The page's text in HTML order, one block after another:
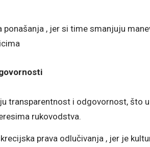
ponašanja , jer si time smanjuju
transparentnost i odgovornost, što
rukovodstva.
prava odlučivanja , jer je